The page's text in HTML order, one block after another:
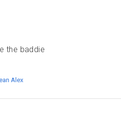
the baddie
Alex